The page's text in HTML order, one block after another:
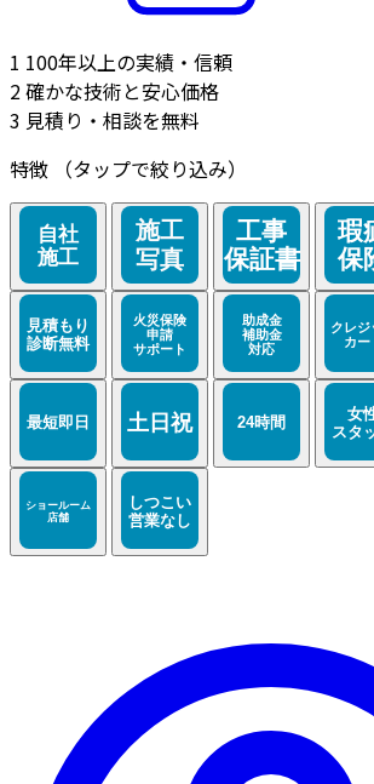
1 100年以上の実績・信頼
2確かな技術と安心価格
3 見積り・相談を無料
特徴
（タップで絞り込み）